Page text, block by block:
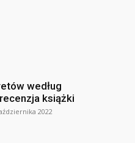
według
książki
2022